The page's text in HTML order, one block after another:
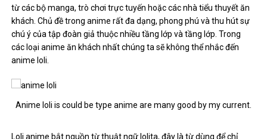
từ các bộ manga, trò chơi trực tuyến hoặc các nhà tiểu thuyết ăn
khách. Chủ đề trong anime rất đa dạng, phong phú và thu hút sự
chú ý của tập đoàn giả thuộc nhiều tầng lớp và tầng lớp. Trong
các loại anime ăn khách nhất chúng ta sẽ không thể nhắc đến
anime loli.
Anime loli is could be type anime are many good by my current.
Loli anime bắt nguồn từ thuật ngữ lolita, đây là từ dùng để chỉ